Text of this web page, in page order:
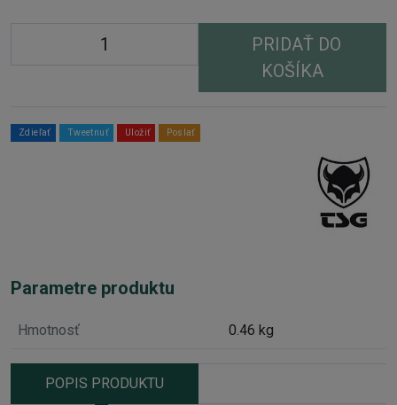
PRIDAŤ DO
KOŠÍKA
Zdieľať Tweetnuť Uložiť Poslať
Parametre produktu
Hmotnosť 0.46 kg
POPIS PRODUKTU